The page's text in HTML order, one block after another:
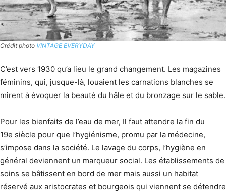
Crédit photo VINTAGE EVERYDAY
C’est vers 1930 qu’a lieu le grand changement. Les magazines
féminins, qui, jusque-là, louaient les carnations blanches se
mirent à évoquer la beauté du hâle et du bronzage sur le sable.
Pour les bienfaits de l’eau de mer, Il faut attendre la fin du
19e siècle pour que l’hygiénisme, promu par la médecine,
s’impose dans la société. Le lavage du corps, l’hygiène en
général deviennent un marqueur social. Les établissements de
soins se bâtissent en bord de mer mais aussi un habitat
réservé aux aristocrates et bourgeois qui viennent se détendre